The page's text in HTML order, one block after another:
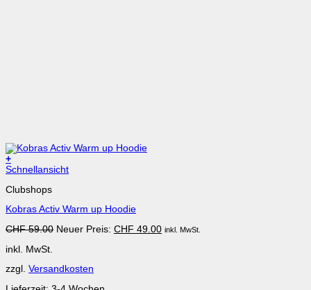
+
Dieses
weist
Varianten
Die
können
der
Produktseite
Schnellansicht
Clubshops
Kobras Activ Warm up Hoodie
CHF59.00 Ursprünglicher
Neuer Preis: CHF 49.00Aktueller
inkl. MwSt.
inkl. MwSt.
zzgl. Versandkosten